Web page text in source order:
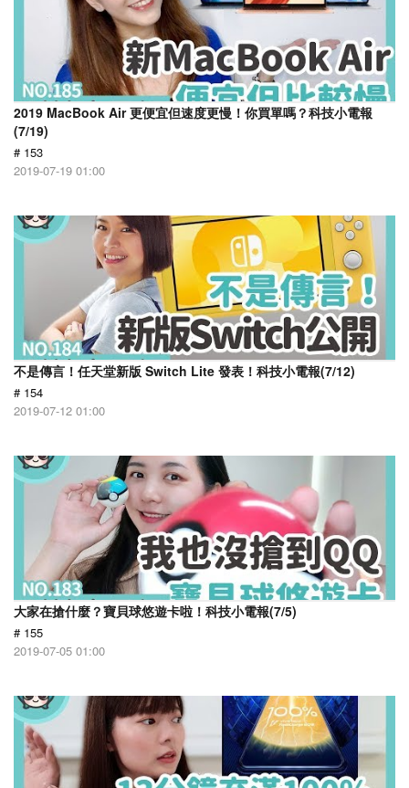
2019 MacBook Air 更便宜但速度更慢！你買單嗎？科技小電報
(7/19)
# 153
2019-07-19 01:00
不是傳言！任天堂新版 Switch Lite 發表！科技小電報(7/12)
# 154
2019-07-12 01:00
大家在搶什麼？寶貝球悠遊卡啦！科技小電報(7/5)
# 155
2019-07-05 01:00